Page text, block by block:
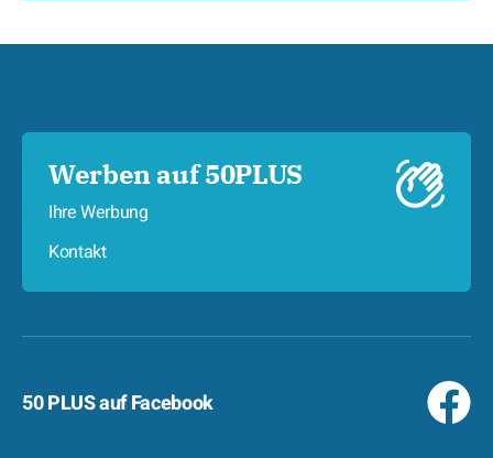
Werben auf 50PLUS
Ihre Werbung
Kontakt
50 PLUS auf Facebook